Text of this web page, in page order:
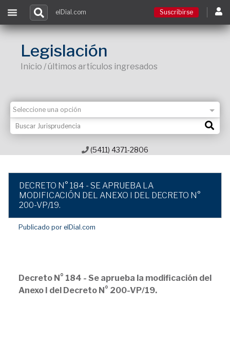
Contacto
elDial.com Suscribirse
Legislación
Inicio / últimos artículos ingresados
(5411) 4371-2806
DECRETO N° 184 - SE APRUEBA LA
MODIFICACIÓN DEL ANEXO I DEL DECRETO N°
200-VP/19.
Publicado por elDial.com
Decreto N° 184 - Se aprueba la modificación del
Anexo I del Decreto N° 200-VP/19.